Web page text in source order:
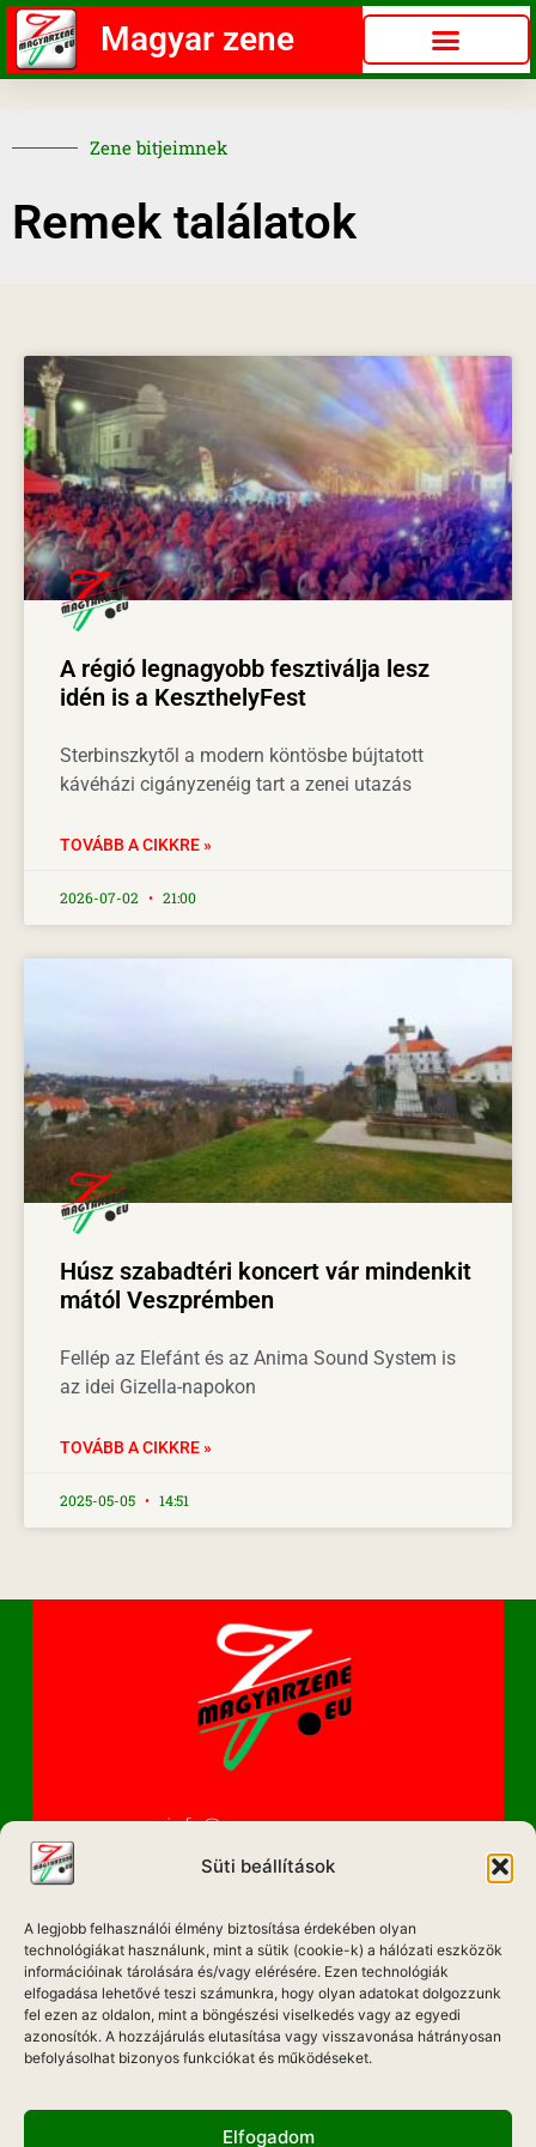
Süti beállítások
A legjobb felhasználói élmény biztosítása érdekében olyan
technológiákat használunk, mint a sütik (cookie-k) a hálózati eszközök
információinak tárolására és/vagy elérésére. Ezen technológiák
elfogadása lehetővé teszi számunkra, hogy olyan adatokat dolgozzunk
fel ezen az oldalon, mint a böngészési viselkedés vagy az egyedi
azonosítók. A hozzájárulás elutasítása vagy visszavonása hátrányosan
befolyásolhat bizonyos funkciókat és működéseket.
Elfogadom
Magyar zene
Zene bitjeimnek
Remek találatok
A régió legnagyobb fesztiválja lesz
idén is a KeszthelyFest
Sterbinszkytől a modern köntösbe bújtatott
kávéházi cigányzenéig tart a zenei utazás
TOVÁBB A CIKKRE »
2026-07-02 21:00
Húsz szabadtéri koncert vár mindenkit
mától Veszprémben
Fellép az Elefánt és az Anima Sound System is
az idei Gizella-napokon
TOVÁBB A CIKKRE »
2025-05-05 14:51
info@magyarzene.eu
IMPRESSZUM
ETIKAI KÓDEX
MÉDIA AJÁNLAT
ADATKEZELÉSI NYILATKOZAT